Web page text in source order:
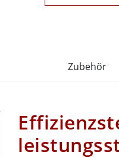
Zubehör